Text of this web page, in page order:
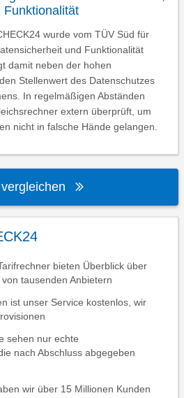
Funktionalität
wurde vom TÜV Süd für
und Funktionalität
damit neben der hohen
Stellenwert des Datenschutzes
In regelmäßigen Abständen
extern überprüft, um
nicht in falsche Hände gelangen.
bieten Überblick über
tausenden Anbietern
ist unser Service kostenlos, wir
sehen nur echte
nach Abschluss abgegeben
wir über 15 Millionen Kunden